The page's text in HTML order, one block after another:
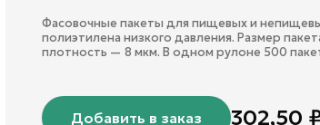
Фасовочные пакеты для пищевых и
полиэтилена низкого давления. Размер
плотность — 8 мкм. В одном рулоне 500
Добавить в заказ 302,50